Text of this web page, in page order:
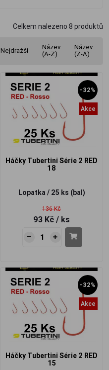
Celkem nalezeno 8 produktů
Nejdražší
Název
(A-Z)
Název
(Z-A)
-32%
Akce
Háčky Tubertini Série 2 RED
18
Lopatka / 25 ks (bal)
136 Kč
93 Kč / ks
-32%
Akce
Háčky Tubertini Série 2 RED
15